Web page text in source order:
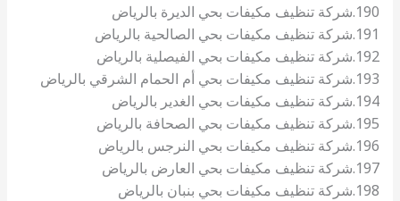
190.شركة تنظيف مكيفات بحي الديرة بالرياض
191.شركة تنظيف مكيفات بحي الصالحية بالرياض
192.شركة تنظيف مكيفات بحي الفيصلية بالرياض
193.شركة تنظيف مكيفات بحي أم الحمام الشرقي بالرياض
194.شركة تنظيف مكيفات بحي الغدير بالرياض
195.شركة تنظيف مكيفات بحي الصحافة بالرياض
196.شركة تنظيف مكيفات بحي النرجس بالرياض
197.شركة تنظيف مكيفات بحي العارض بالرياض
198.شركة تنظيف مكيفات بحي بنبان بالرياض